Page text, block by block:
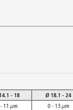
06433 -
A63-SF12 -
06435 -
A63-SF16 -